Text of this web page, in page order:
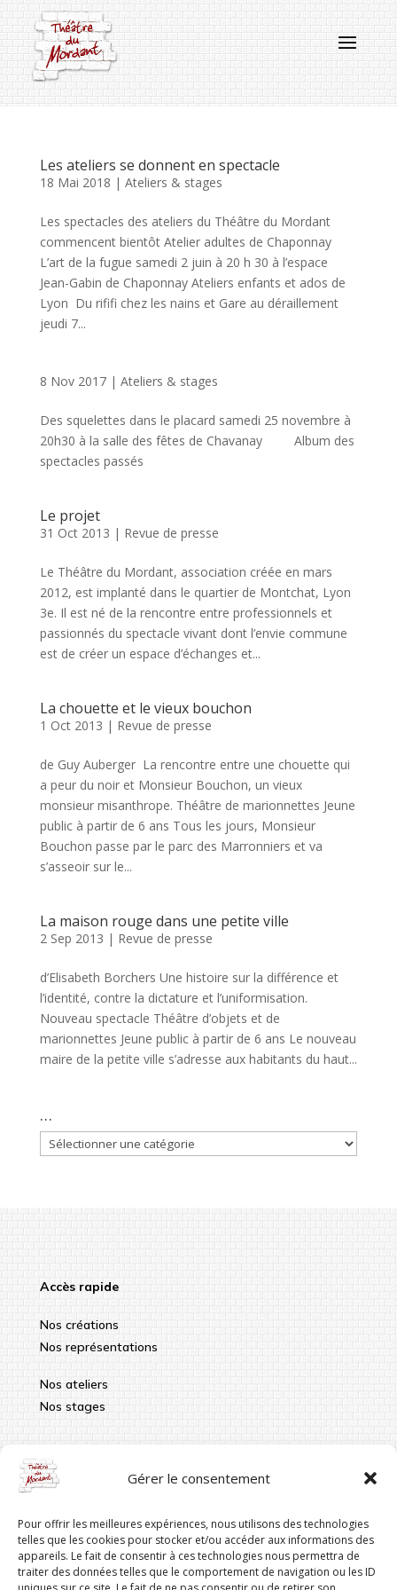
Gérer le consentement
Pour offrir les meilleures expériences, nous utilisons des technologies
telles que les cookies pour stocker et/ou accéder aux informations des
appareils. Le fait de consentir à ces technologies nous permettra de
traiter des données telles que le comportement de navigation ou les ID
Les ateliers se donnent en spectacle
18 Mai 2018 | Ateliers & stages
Les spectacles des ateliers du Théâtre du Mordant
commencent bientôt Atelier adultes de Chaponnay
L’art de la fugue samedi 2 juin à 20 h 30 à l’espace
Jean-Gabin de Chaponnay Ateliers enfants et ados de
Lyon Du rififi chez les nains et Gare au déraillement
jeudi 7...
8 Nov 2017| Ateliers & stages
Des squelettes dans le placard samedi 25 novembre à
20h30 à la salle des fêtes de Chavanay Album des
spectacles passés
Le projet
31 Oct 2013 | Revue de presse
Le Théâtre du Mordant, association créée en mars
2012, est implanté dans le quartier de Montchat, Lyon
3e. Il est né de la rencontre entre professionnels et
passionnés du spectacle vivant dont l’envie commune
est de créer un espace d’échanges et...
La chouette et le vieux bouchon
1 Oct 2013 | Revue de presse
de Guy Auberger La rencontre entre une chouette qui
a peur du noir et Monsieur Bouchon, un vieux
monsieur misanthrope. Théâtre de marionnettes Jeune
public à partir de 6 ans Tous les jours, Monsieur
Bouchon passe par le parc des Marronniers et va
s’asseoir sur le...
La maison rouge dans une petite ville
2 Sep 2013 | Revue de presse
d’Elisabeth Borchers Une histoire sur la différence et
l’identité, contre la dictature et l’uniformisation.
Nouveau spectacle Théâtre d’objets et de
marionnettes Jeune public à partir de 6 ans Le nouveau
maire de la petite ville s’adresse aux habitants du haut...
…
Accès rapide
Nos créations
Nos représentations
Nos ateliers
Nos stages
Infos pratiques
06 41 96 20 86
Siège : 18 rue Camille, 69003 LYON